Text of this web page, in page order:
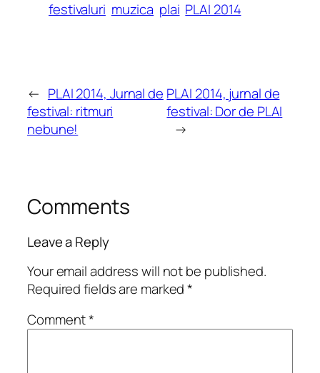
festivaluri muzica plai PLAI 2014
← PLAI 2014, Jurnal de
festival: ritmuri
nebune!
PLAI 2014, jurnal de
festival: Dor de PLAI
→
Comments
Leave a Reply
Your email address will not be published.
Required fields are marked*
Comment*